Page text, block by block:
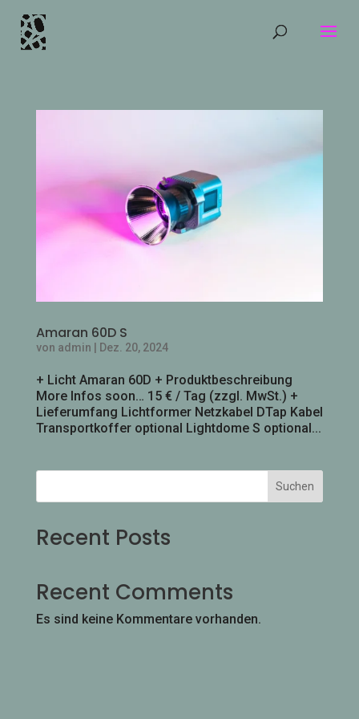
Amaran 60D S
von admin Dez. 20, 2024
+ Licht Amaran 60D + Produktbeschreibung
More Infos soon… 15 € / Tag (zzgl. MwSt.) +
Lieferumfang Lichtformer Netzkabel DTap Kabel
Transportkoffer optional Lightdome S optional...
Suchen
Recent Posts
Recent Comments
Es sind keine Kommentare vorhanden.